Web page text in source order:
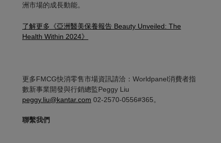
洲市場的成長動能。
了解更多《亞洲醫美保養報告 Beauty Unveiled: The
Health Within 2024》
更多FMCG快消零售市場資訊請洽：Worldpanel消費者指
數新事業開發與行銷總監Peggy Liu
peggy.liu@kantar.com 02-2570-0556#365。
聯繫我們